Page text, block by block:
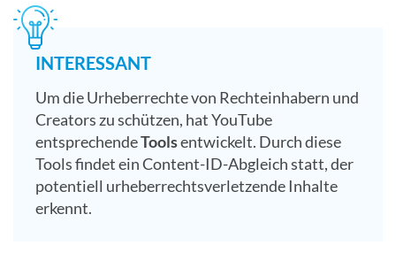
INTERESSANT
Um die Urheberrechte von Rechteinhabern und
Creators zu schützen, hat YouTube
entsprechendeToolsentwickelt. Durch diese
Tools findet ein Content-ID-Abgleich statt, der
potentiell urheberrechtsverletzende Inhalte
erkennt.